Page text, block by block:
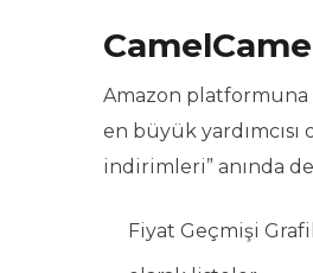
Amazon platformuna
en büyük
indirimleri” anında
Fiyat Geçmişi